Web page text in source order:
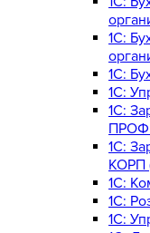
1С:
1C:
1C:
1C:
ПРОФ
1C:
КОРП
1C:
1С:
1С: